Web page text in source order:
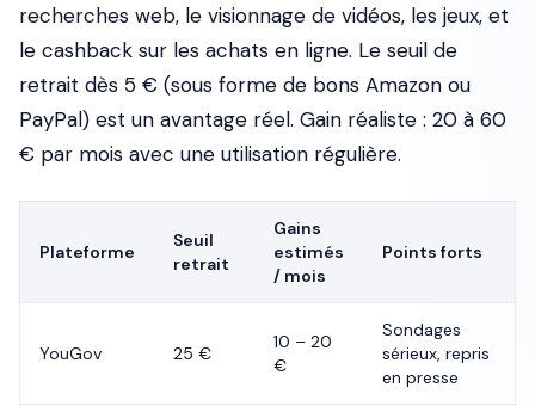
recherches web, le visionnage de vidéos, les jeux, et
le cashback sur les achats en ligne. Le seuil de
retrait dès 5 € (sous forme de bons Amazon ou
PayPal) est un avantage réel. Gain réaliste : 20 à 60
€ par mois avec une utilisation régulière.
Plateforme
Seuil
retrait
Gains
estimés
/ mois
Points forts
YouGov 25 €
10 – 20
€
Sondages
sérieux, repris
en presse